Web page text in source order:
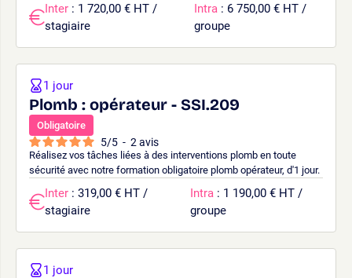
Inter : 1 720,00 € HT /
stagiaire
Intra : 6 750,00 € HT /
groupe
Plomb : opérateur - SSI.209
Obligatoire
5/5 - 2 avis
Réalisez vos tâches liées à des interventions plomb en toute
sécurité avec notre formation obligatoire plomb opérateur, d'1 jour.
1 jour
Inter : 319,00 € HT /
stagiaire
Intra : 1 190,00 € HT /
groupe
1 jour